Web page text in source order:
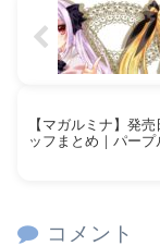
【マガルミナ】発
ッフまとめ｜パー
コメント